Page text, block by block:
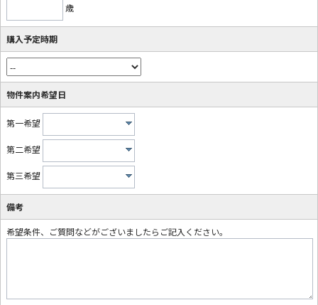
歳
購入予定時期
物件案内希望日
第一希望
第二希望
第三希望
備考
希望条件、ご質問などがございましたらご記入ください。